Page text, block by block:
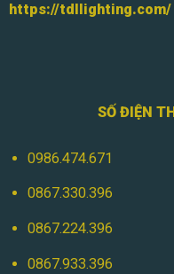
https://tdllighting.com/
SỐ ĐIỆN
0986.474.671
0867.330.396
0867.224.396
0867.933.396